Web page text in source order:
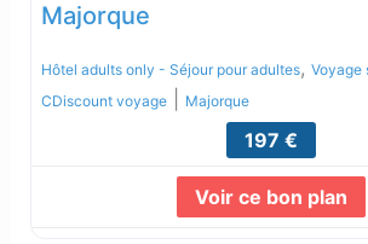
Majorque
Hôtel adults only - Séjour pour adultes, Voyage
CDiscount voyage| Majorque
197 €
Voir ce bon plan
Lire la suite...